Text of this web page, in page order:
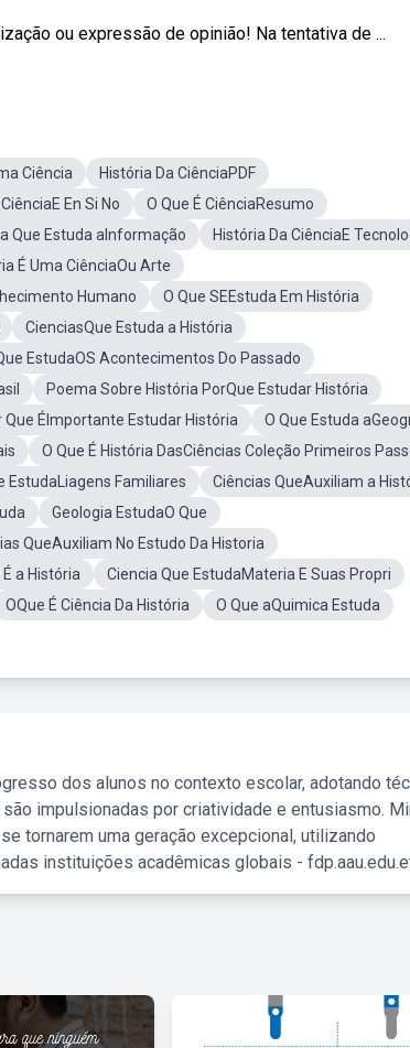
ou expressão de opinião! Na tentativa de ...
Ciência
História Da CiênciaPDF
En Si No
O Que É CiênciaResumo
Que Estuda aInformação
História Da CiênciaE
É Uma CiênciaOu Arte
Humano
O Que SEEstuda Em História
CienciasQue Estuda a História
EstudaOS Acontecimentos Do Passado
Poema Sobre História PorQue Estudar História
Que ÉImportante Estudar História
O Que Estuda
O Que É História DasCiências Coleção Primeiros
EstudaLiagens Familiares
Ciências QueAuxiliam a
Geologia EstudaO Que
QueAuxiliam No Estudo Da Historia
É a História
Ciencia Que EstudaMateria E Suas Propri
OQue É Ciência Da História
O Que aQuimica Estuda
dos alunos no contexto escolar, adotando
impulsionadas por criatividade e entusiasmo.
tornarem uma geração excepcional, utilizando
instituições acadêmicas globais -